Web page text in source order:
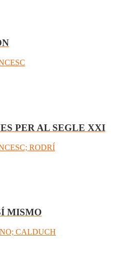
PER AL SEGLE XXI
RODRÍ
MISMO
CALDUCH